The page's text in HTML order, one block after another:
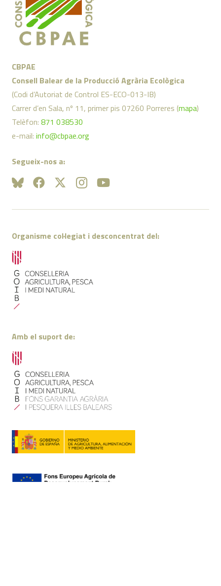
CBPAE
Consell Balear de la Producció Agrària Ecològica
(Codi d’Autoriat de Control ES-ECO-013-IB)
Carrer d’en Sala, nº 11, primer pis 07260 Porreres (mapa)
Telèfon: 871 038530
e-mail: info@cbpae.org
Segueix-nos a:
Organisme col·legiat i desconcentrat del:
Amb el suport de: